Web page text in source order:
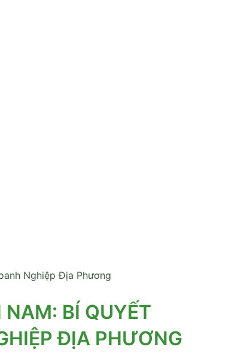
Nghiệp Địa Phương
BÍ QUYẾT
ĐỊA PHƯƠNG